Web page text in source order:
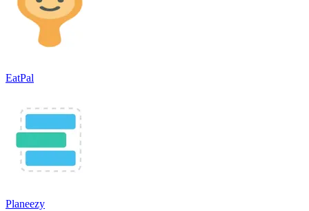
EatPal
Planeezy